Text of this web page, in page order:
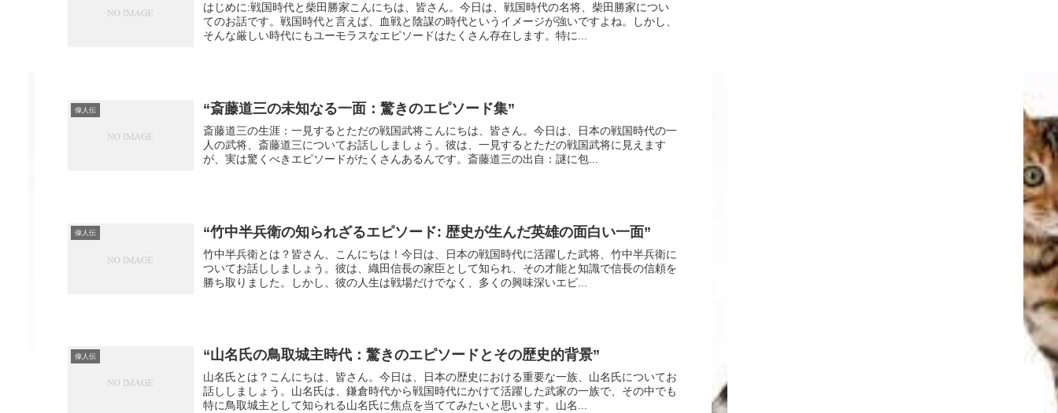
はじめに:戦国時代と柴田勝家こんにちは、皆さん。今日は、戦国時代の名将、柴田勝家につい
てのお話です。戦国時代と言えば、血戦と陰謀の時代というイメージが強いですよね。しかし、
そんな厳しい時代にもユーモラスなエピソードはたくさん存在します。特に...
偉人伝 “斎藤道三の未知なる一面：驚きのエピソード集”
斎藤道三の生涯：一見するとただの戦国武将こんにちは、皆さん。今日は、日本の戦国時代の一
人の武将、斎藤道三についてお話ししましょう。彼は、一見するとただの戦国武将に見えます
が、実は驚くべきエピソードがたくさんあるんです。斎藤道三の出自：謎に包...
偉人伝 “竹中半兵衛の知られざるエピソード: 歴史が生んだ英雄の面白い一面”
竹中半兵衛とは？皆さん、こんにちは！今日は、日本の戦国時代に活躍した武将、竹中半兵衛に
ついてお話ししましょう。彼は、織田信長の家臣として知られ、その才能と知識で信長の信頼を
勝ち取りました。しかし、彼の人生は戦場だけでなく、多くの興味深いエピ...
偉人伝 “山名氏の鳥取城主時代：驚きのエピソードとその歴史的背景”
山名氏とは？こんにちは、皆さん。今日は、日本の歴史における重要な一族、山名氏についてお
話ししましょう。山名氏は、鎌倉時代から戦国時代にかけて活躍した武家の一族で、その中でも
特に鳥取城主として知られる山名氏に焦点を当ててみたいと思います。山名...